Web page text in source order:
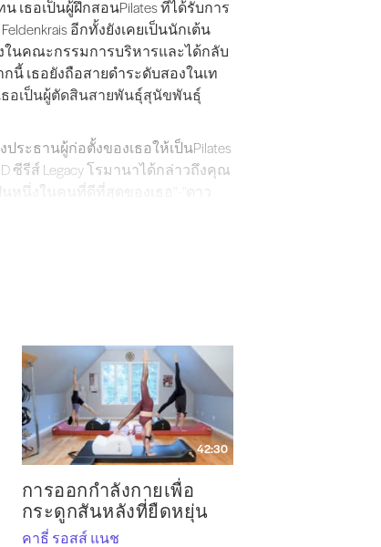
เธอเป็นผู้ฝึกสอนPilates ที่ได้รับการ
อีกทั้งยังเคยเป็นนักเต้น
งในคณะกรรมการบริหารและได้กลับ
เธอยังถือสายดำระดับสองในเท
ธอเป็นผู้ตัดสินสายพันธุ์สุนัขพันธุ์
ะธานผู้ก่อตั้งของเธอให้เป็นPilates
ซีรีส์ Legacy โรมานาได้กล่าวถึงคุณ
หนึ่งในคนที่ดีที่สุดของเธอ" - "ดาว
บงานของเธอ ลูกค้าของแคทเธอรี
ด้ฝึกอบรมนักเต้นของโรงเรียนวา
ตรเลีย สเปน รัสเซีย เยอรมนี อังกฤษ
ถานที่ตั้งของค่าย 4 ซึ่งเป็นที่ที่โจ
และดำเนินPilates American Body
42:30
การออกกำลังกายเพื่อ
กระดูกสันหลังที่ยืดหยุ่น
คาธี่ รอสส์ แนช